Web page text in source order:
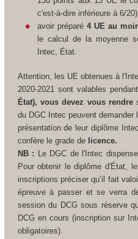
c'est-à-dire inférieure à 6/20)
avoir préparé4 UE au
le calcul de la moyenne
Intec, État.
Attention, les UE obtenues à
2020-2021 sont valables
État), vous devez vous rendre
du DGC Intec peuvent
présentation de leur diplôme
confère le grade de licence.
NB : Le DGC de l'Intec
Pour obtenir le diplôme d'État,
inscriptions préciser qu’il fait
épreuve à passer et se verra
session du DCG sous réserve
DCG en cours (inscription sur
obligatoires).